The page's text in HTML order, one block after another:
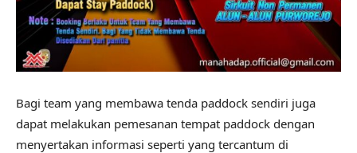
Bagi team yang membawa tenda paddock sendiri juga
dapat melakukan pemesanan tempat paddock dengan
menyertakan informasi seperti yang tercantum di